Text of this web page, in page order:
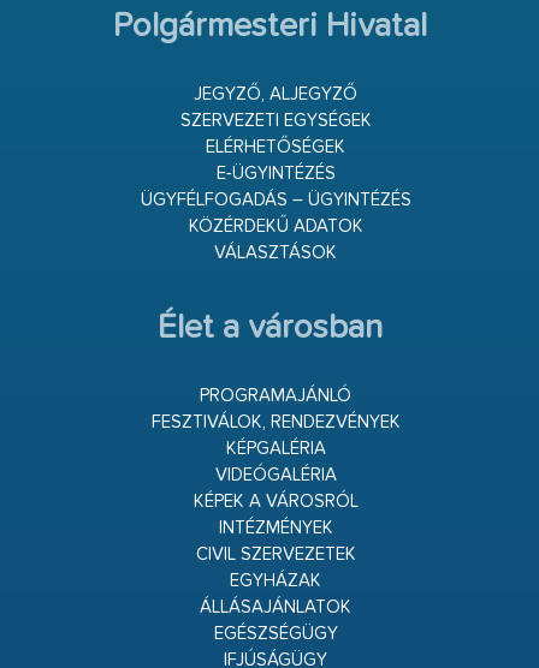
Polgármesteri Hivatal
JEGYZŐ, ALJEGYZŐ
SZERVEZETI EGYSÉGEK
ELÉRHETŐSÉGEK
E-ÜGYINTÉZÉS
ÜGYFÉLFOGADÁS – ÜGYINTÉZÉS
KÖZÉRDEKŰ ADATOK
VÁLASZTÁSOK
Élet a városban
PROGRAMAJÁNLÓ
FESZTIVÁLOK, RENDEZVÉNYEK
KÉPGALÉRIA
VIDEÓGALÉRIA
KÉPEK A VÁROSRÓL
INTÉZMÉNYEK
CIVIL SZERVEZETEK
EGYHÁZAK
ÁLLÁSAJÁNLATOK
EGÉSZSÉGÜGY
IFJÚSÁGÜGY